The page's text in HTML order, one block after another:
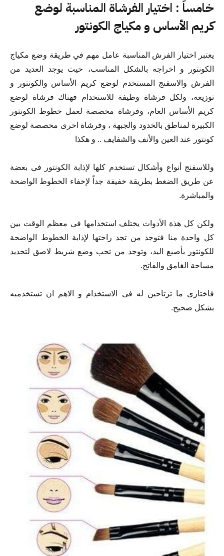
خامساً : اختيار الفرشاة المناسبة لوضع
كريم الأساس و مكياج الكونتور
يعتبر اختيار الفرش المناسبة عامل مهم في طريقة وضع مكياج
الكونتور و اخراجه بالشكل المناسب، حيث يوجد العديد من
الفرش والاسفنج المستخدم لوضع كريم الأساس والكونتور و
توزيعه، ولكل فرشاة وظيفة للاستخدام فهناك فرشاة لوضع
كريم الأساس العام، وفرشاة مخصصة لعمل خطوط الكونتور
الكبيرة لمناطق بالخدود والجبهة ، وفرشاة اخرى مخصصة لوضع
كونتور عند العين والأنف والشفايف .. و هكذا
وللاسفنج أنواع وأشكال تستخدم كلها لإذابة الكونتور فى بعضة
عن طريق الضغط بطريقة خفيفة جداً لإخفاء الخطوط الواضحة
والمباشرة.
ولكن كل هذة الأدوات يختلف استخدامها فى معظم الوقت بين
كل واحدة منا فتوجد من تجد راحتها لإذابة الخطوط الواضحة
للكونتور بأصبع اليد، وتوجد من تحب وضع شريط لاصق لتحديد
مساحة الغامق والفاتح.
فاختارى ما ترتاحين له فى الاستخدام و الاهم ان تستخدميه
بشكل صحيح.